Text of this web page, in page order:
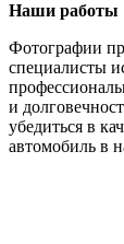
Наши работы
Фотографии
специалисты
и
убедиться в
автомобиль в